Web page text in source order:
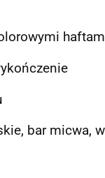
bar micwa,